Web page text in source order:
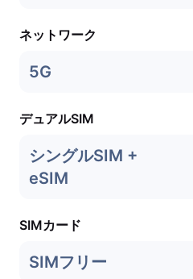
ネットワーク
5G
デュアルSIM
シングルSIM +
eSIM
SIMカード
SIMフリー